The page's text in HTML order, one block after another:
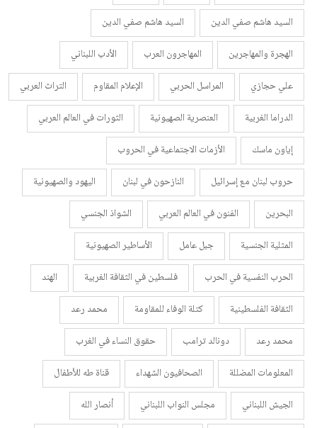
السيد هاشم صفي الدين
السيد هاشم صفي الدين
الهجرة والمهاجرين
المهاجرون العرب
الأدب اللبناني
علي حجازي
المراسل الحربي الإعلام المقاوم
التراث العربي
الدراما الغربية
العنصرية الصهيونية
الثورات في العالم العربي
إياون ماسك
الأزمات الاجتماعية في الحروب
حروب لبنان مع إسرائيل
النازحون في لبنان
اليهود والصهيونية
البحرين
الفنون في العالم العربي
الشواذ الجنسي
المثلية الجنسية
جبل عامل
الأساطير الصهيونية
الحرب النفسية في الحرب
فلسطين في الثقافة الغربية
الهند
الثقافة الفلسطينية
كتلة الوفاء للمقاومة
محمد رعد
محمد رعد
دونالد ترامب
حقوق النساء في الغرب
المعلومات المضللة
الصحافيون الشهداء
قناة طه للأطفال
الجيش اللبناني
مجلس النواب اللبناني
أنصار الله